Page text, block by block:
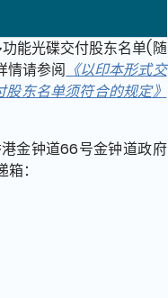
能光碟交付股东名单(随
情请参阅 《以印本形式交
东名单须符合的规定》
金钟道66号金钟道政府
：